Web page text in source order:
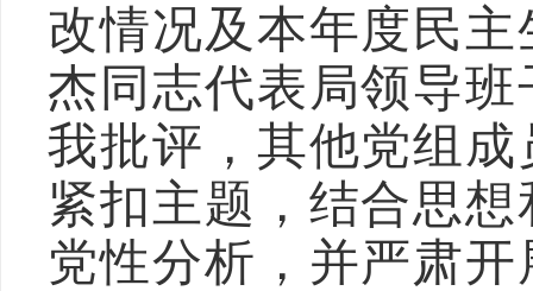
改情况及本年度民
杰同志代表局领导
我批评，其他党组
紧扣主题，结合思
党性分析，并严肃